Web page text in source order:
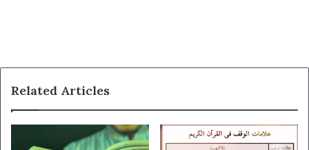
Related Articles